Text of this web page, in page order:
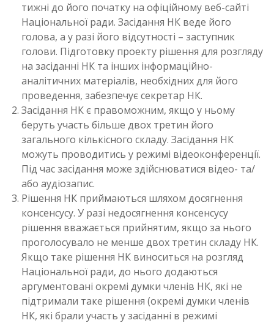
тижні до його початку на офіційному веб-сайті
Національної ради. Засідання НК веде його
голова, а у разі його відсутності – заступник
голови. Підготовку проекту рішення для розгляду
на засіданні НК та інших інформаційно-
аналітичних матеріалів, необхідних для його
проведення, забезпечує секретар НК.
Засідання НК є правоможним, якщо у ньому
беруть участь більше двох третин його
загального кількісного складу. Засідання НК
можуть проводитись у режимі відеоконференції.
Під час засідання може здійснюватися відео- та/
або аудіозапис.
Рішення НК приймаються шляхом досягнення
консенсусу. У разі недосягнення консенсусу
рішення вважається прийнятим, якщо за нього
проголосувало не менше двох третин складу НК.
Якщо таке рішення НК виноситься на розгляд
Національної ради, до нього додаються
аргументовані окремі думки членів НК, які не
підтримали таке рішення (окремі думки членів
НК, які брали участь у засіданні в режимі